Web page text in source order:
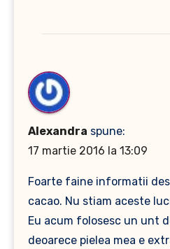
Alexandra spune:
17 martie 2016 la 13:09
Foarte faine informatii
cacao. Nu stiam aceste
Eu acum folosesc un unt
deoarece pielea mea e